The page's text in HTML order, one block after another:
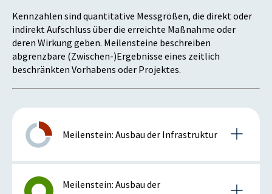
Kennzahlen sind quantitative Messgrößen, die direkt oder
indirekt Aufschluss über die erreichte Maßnahme oder
deren Wirkung geben. Meilensteine beschreiben
abgrenzbare (Zwischen-)Ergebnisse eines zeitlich
beschränkten Vorhabens oder Projektes.
Meilenstein: Ausbau der Infrastruktur
Details zum Meilenstein
Meilenstein: Ausbau der